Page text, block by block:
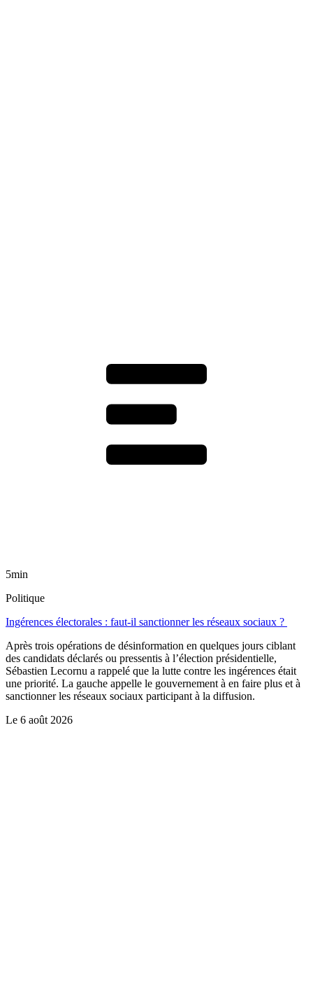
5min
Politique
Ingérences électorales : faut-il sanctionner les réseaux sociaux ?
Après trois opérations de désinformation en quelques jours ciblant
des candidats déclarés ou pressentis à l’élection présidentielle,
Sébastien Lecornu a rappelé que la lutte contre les ingérences était
une priorité. La gauche appelle le gouvernement à en faire plus et à
sanctionner les réseaux sociaux participant à la diffusion.
Le 6 août 2026